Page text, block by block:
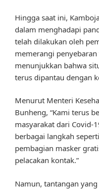
Hingga saat ini,
dalam menghadapi
telah dilakukan oleh
memerangi
menunjukkan bahwa
terus dipantau dengan
Menurut Menteri
Bunheng, “Kami terus
masyarakat dari Covid-
berbagai langkah
pembagian masker
pelacakan kontak.”
Namun, tantangan